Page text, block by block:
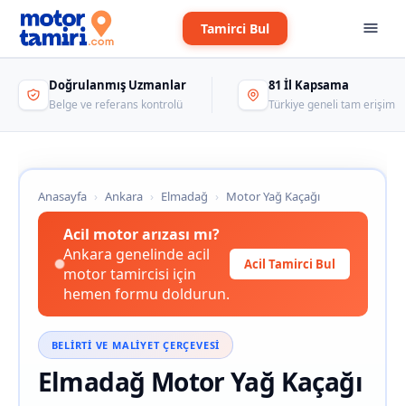
Tamirci Bul
Doğrulanmış Uzmanlar
Belge ve referans kontrolü
81 İl Kapsama
Türkiye geneli tam erişim
Anasayfa › Ankara › Elmadağ › Motor Yağ Kaçağı
Acil motor arızası mı?
Ankara genelinde acil
motor tamircisi için
hemen formu doldurun.
Acil Tamirci Bul
BELIRTI VE MALIYET ÇERÇEVESI
Elmadağ Motor Yağ Kaçağı